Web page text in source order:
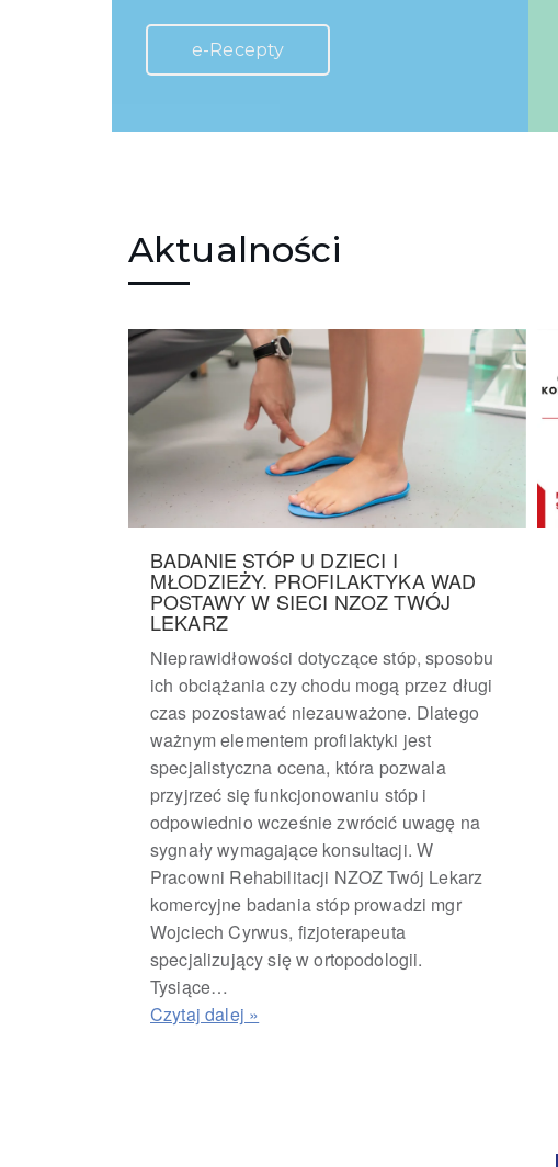
e-Recepty
Aktualności
BADANIE STÓP U DZIECI I
MŁODZIEŻY. PROFILAKTYKA WAD
POSTAWY W SIECI NZOZ TWÓJ
LEKARZ
Nieprawidłowości dotyczące stóp, sposobu
ich obciążania czy chodu mogą przez długi
czas pozostawać niezauważone. Dlatego
ważnym elementem profilaktyki jest
specjalistyczna ocena, która pozwala
przyjrzeć się funkcjonowaniu stóp i
odpowiednio wcześnie zwrócić uwagę na
sygnały wymagające konsultacji. W
Pracowni Rehabilitacji NZOZ Twój Lekarz
komercyjne badania stóp prowadzi mgr
Wojciech Cyrwus, fizjoterapeuta
specjalizujący się w ortopodologii.
Tysiące…